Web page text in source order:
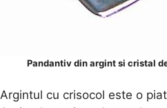
Pandantiv din argint si cristal
Argintul cu crisocol este o